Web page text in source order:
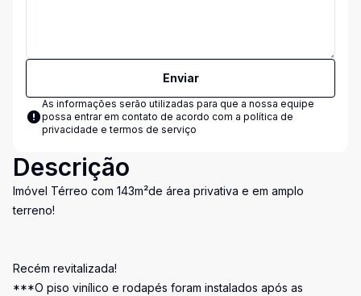
Enviar
As informações serão utilizadas para que a nossa equipe
possa entrar em contato de acordo com a política de
privacidade e termos de serviço
Descrição
Imóvel Térreo com 143m²de área privativa e em amplo
terreno!
Recém revitalizada!
***O piso vinílico e rodapés foram instalados após as